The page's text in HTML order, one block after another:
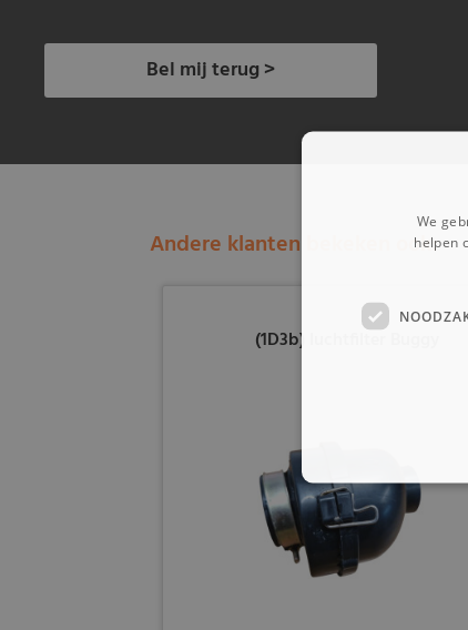
Bel mij terug >
Andere klanten bekeken ook:
(1D3b) luchtfilter Buggy
We
helpen